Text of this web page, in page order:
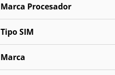
Marca Procesador
Tipo SIM
Marca